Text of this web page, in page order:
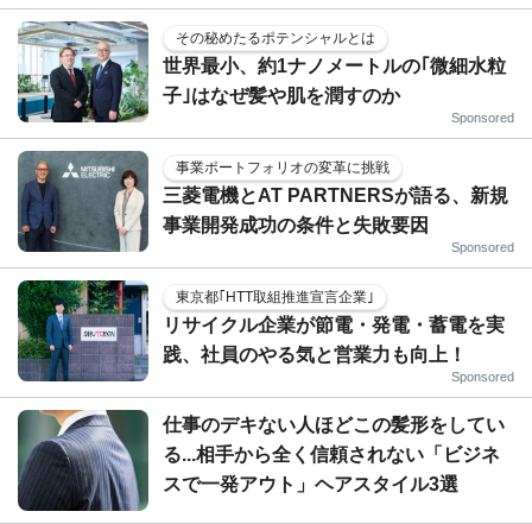
その秘めたるポテンシャルとは
世界最小、約1ナノメートルの｢微細水粒
子｣はなぜ髪や肌を潤すのか
Sponsored
事業ポートフォリオの変革に挑戦
三菱電機とAT PARTNERSが語る、新規
事業開発成功の条件と失敗要因
Sponsored
東京都｢HTT取組推進宣言企業｣
リサイクル企業が節電・発電・蓄電を実
践、社員のやる気と営業力も向上！
Sponsored
仕事のデキない人ほどこの髪形をしてい
る...相手から全く信頼されない「ビジネ
スで一発アウト」ヘアスタイル3選